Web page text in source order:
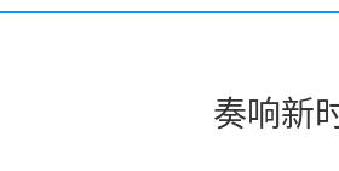
奏响新